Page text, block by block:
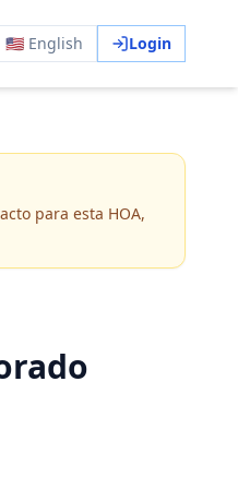
🇺🇸 English Login
para esta HOA,